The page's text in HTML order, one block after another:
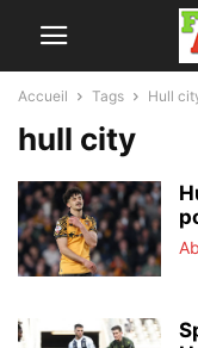
Accueil Tags Hull
hull city